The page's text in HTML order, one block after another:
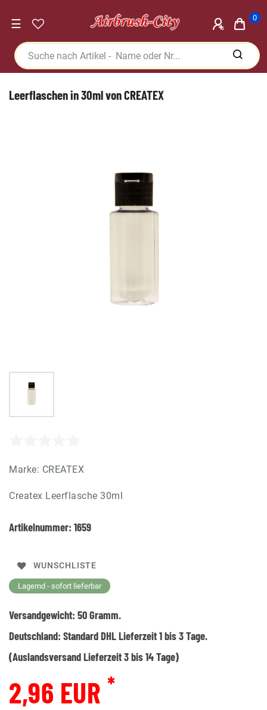
☰ 0
Leerflaschen in 30ml von CREATEX
Marke: CREATEX
Createx Leerflasche 30ml
Artikelnummer: 1659
WUNSCHLISTE
Lagernd - sofort lieferbar
Versandgewicht: 50Gramm.
Deutschland: Standard DHL Lieferzeit 1 bis 3 Tage.
(Auslandsversand Lieferzeit 3 bis 14 Tage)
2,96 EUR *